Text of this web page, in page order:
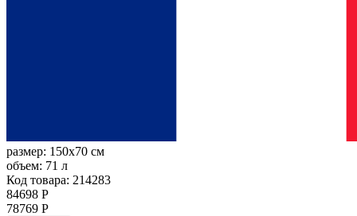
размер: 150x70 см
объем: 71 л
Код товара: 214283
84698 Р
78769 Р